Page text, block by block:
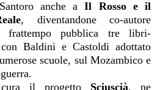
anche aIl Rosso e il
, diventandone co-autore
frattempo pubblica tre libri-
Baldini e Castoldi adottato
scuole, sul Mozambico e
cura il progetto Sciuscià, ne